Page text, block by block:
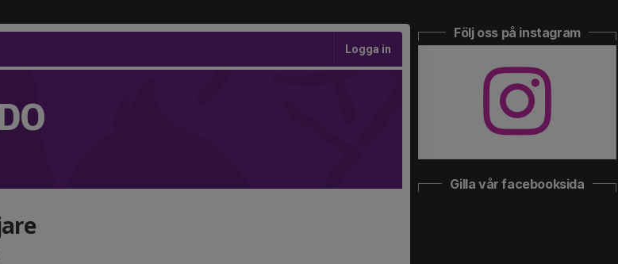
Logga in
Följ oss på instagram
Gilla vår facebooksida